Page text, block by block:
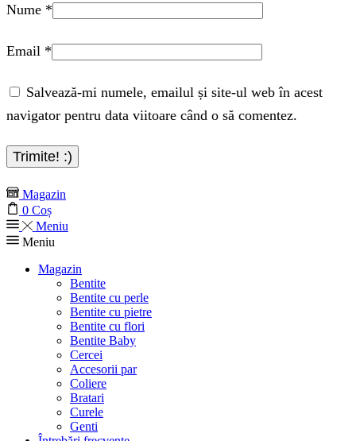
Nume *
Email *
Salvează-mi numele, emailul și site-ul web în acest
navigator pentru data viitoare când o să comentez.
Magazin
0 Coș
Meniu
Meniu
Magazin
Bentite
Bentite cu perle
Bentite cu pietre
Bentite cu flori
Bentite Baby
Cercei
Accesorii par
Coliere
Bratari
Curele
Genti